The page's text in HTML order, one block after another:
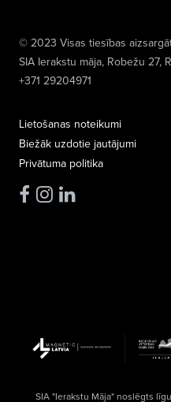
Lietošanas noteikumi
Biežāk uzdotie jautājumi
Privātuma politika
© 2023 Visas tiesības
SIA Ierakstu māja, Robežu 27,
+371 29204971
SIA "Ierakstu Māja" noslēgts